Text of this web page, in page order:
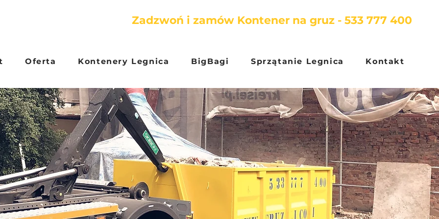
Zadzwoń i zamów Kontener na gruz - 533 777 400
Oferta Kontenery Legnica BigBagi Sprzątanie Legnica Kontakt